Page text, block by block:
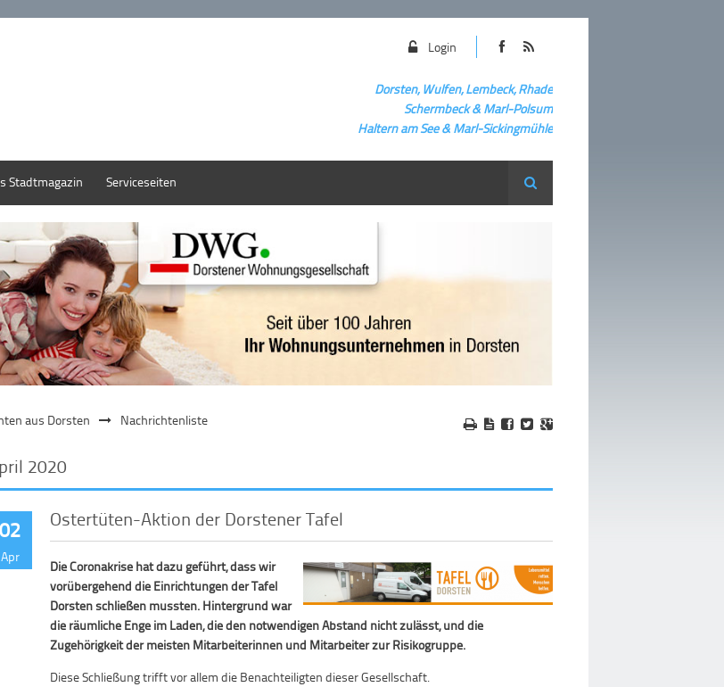
Login
Dorsten, Wulfen, Lembeck, Rhade
Schermbeck& Marl-Polsum
Haltern am See & Marl-Sickingmühle
Stadtmagazin Serviceseiten Suche
aus Dorsten Nachrichtenliste
2020
02
Apr
Ostertüten-Aktion der Dorstener Tafel
Die Coronakrise hat dazu geführt, dass wir
vorübergehend die Einrichtungen der Tafel
Dorsten schließen mussten. Hintergrund war
die räumliche Enge im Laden, die den notwendigen Abstand nicht zulässt, und die
Zugehörigkeit der meisten Mitarbeiterinnen und Mitarbeiter zur Risikogruppe.
Diese Schließung trifft vor allem die Benachteiligten dieser Gesellschaft.